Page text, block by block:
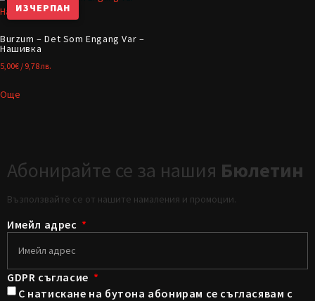
ИЗЧЕРПАН
Burzum – Det Som Engang Var –
Нашивка
5,00€ / 9,78 лв.
Още
Абонирайте се за нашия Бюлетин
Възползвайте се от нашите намаления и промоции.
Имейл адрес
GDPR съгласие
С натискане на бутона абонирам се съгласявам с